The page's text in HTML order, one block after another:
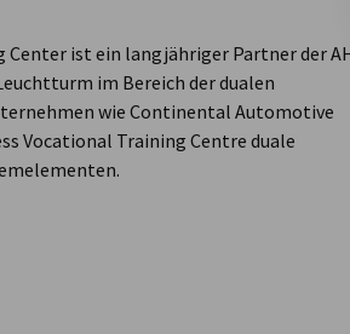
Center ist ein langjähriger Partner der
im Bereich der dualen
wie Continental Automotive
Vocational Training Centre duale